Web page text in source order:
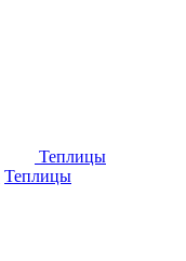
Теплицы
Теплицы